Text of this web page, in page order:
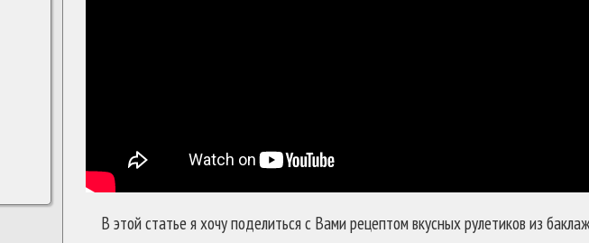
В этой статье я хочу поделиться с Вами рецептом вкусных рулетиков из